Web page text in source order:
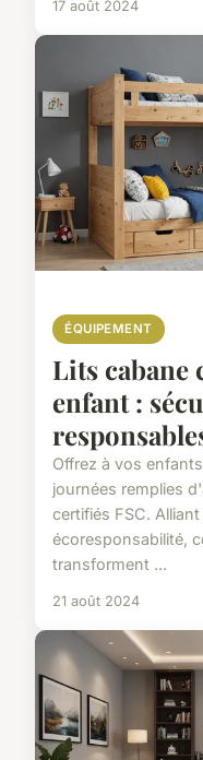
17 août 2024
ÉQUIPEMENT
Lits cabane
enfant :
Offrez à vos
journées remplies
certifiés FSC.
écoresponsabilité,
transforment ...
21 août 2024